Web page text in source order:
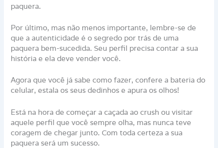
paquera.
Por último, mas não menos importante, lembre-se de
que a autenticidade é o segredo por trás de uma
paquera bem-sucedida. Seu perfil precisa contar a sua
história e ela deve vender você.
Agora que você já sabe como fazer, confere a bateria do
celular, estala os seus dedinhos e apura os olhos!
Está na hora de começar a caçada ao crush ou visitar
aquele perfil que você sempre olha, mas nunca teve
coragem de chegar junto. Com toda certeza a sua
paquera será um sucesso.